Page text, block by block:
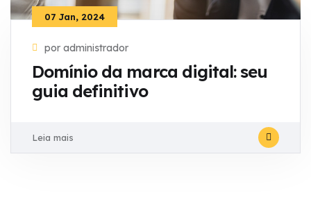
07 Jan, 2024
por administrador
Domínio da marca digital: seu
guia definitivo
Leia mais